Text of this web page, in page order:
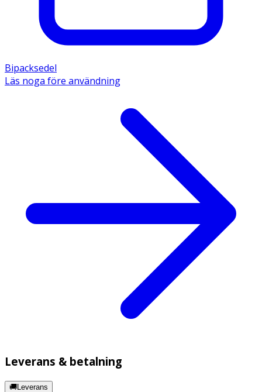
Bipacksedel
Läs noga före användning
Leverans & betalning
🚚Leverans